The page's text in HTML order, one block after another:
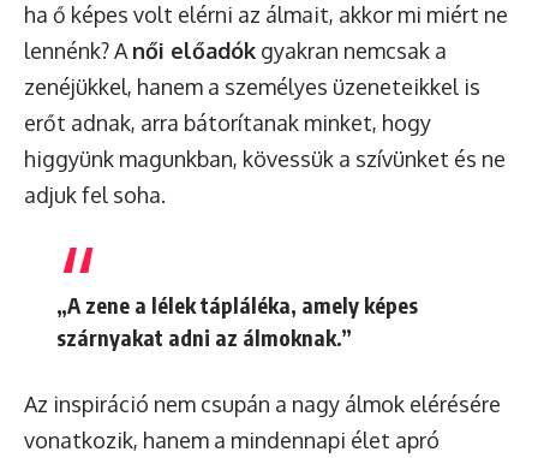
ha ő képes volt elérni az álmait, akkor mi miért ne
lennénk? A női előadók gyakran nemcsak a
zenéjükkel, hanem a személyes üzeneteikkel is
erőt adnak, arra bátorítanak minket, hogy
higgyünk magunkban, kövessük a szívünket és ne
adjuk fel soha.
„A zene a lélek tápláléka, amely képes
szárnyakat adni az álmoknak.”
Az inspiráció nem csupán a nagy álmok elérésére
vonatkozik, hanem a mindennapi élet apró